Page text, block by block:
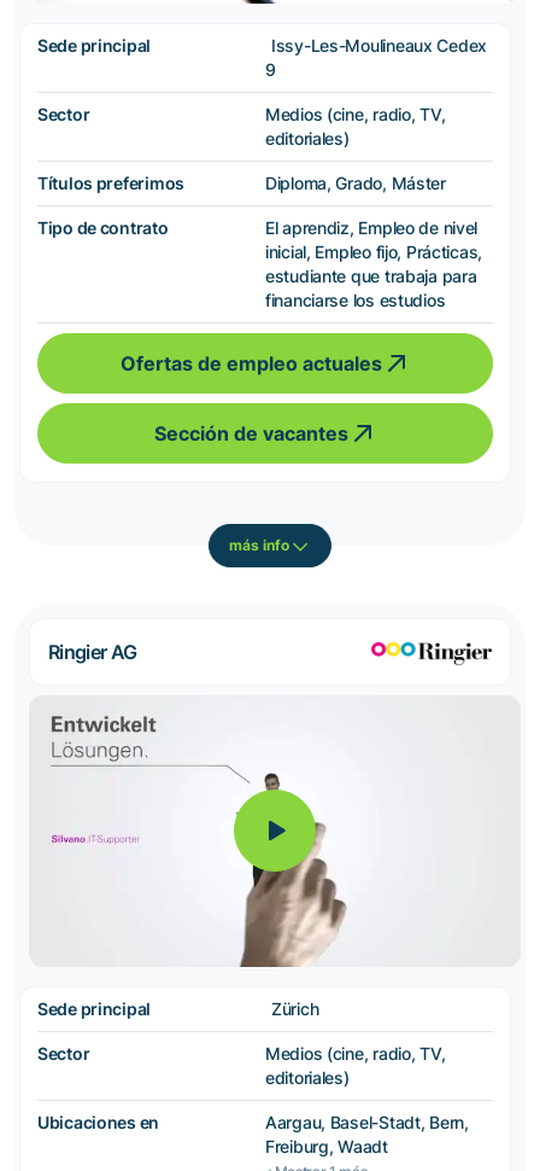
Sede principal
Issy-Les-Moulineaux Cedex
9
Sector
Medios (cine, radio, TV,
editoriales)
Títulos preferimos Diploma, Grado, Máster
Tipo de contrato
El aprendiz, Empleo de nivel
inicial, Empleo fijo, Prácticas,
estudiante que trabaja para
financiarse los estudios
Ofertas de empleo actuales
Sección de vacantes
más info
Ringier AG
Sede principal Zürich
Sector
Medios (cine, radio, TV,
editoriales)
Ubicaciones en
Aargau, Basel-Stadt, Bern,
Freiburg, Waadt